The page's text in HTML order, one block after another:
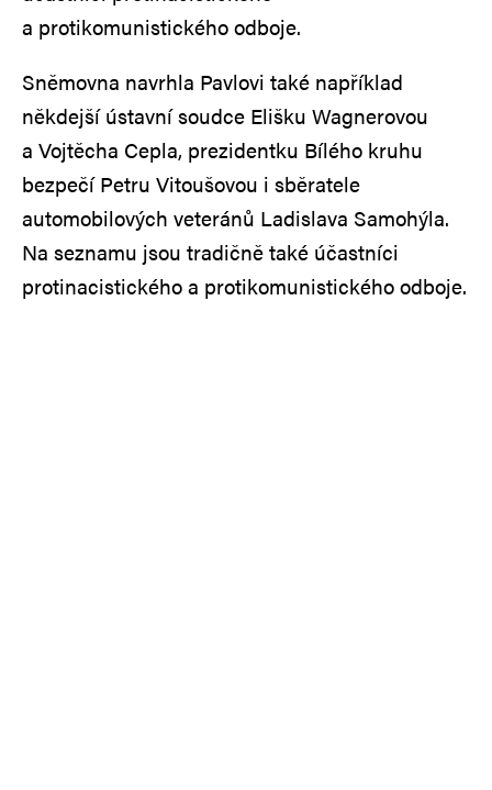
a protikomunistického odboje.
Sněmovna navrhla Pavlovi také například
někdejší ústavní soudce Elišku Wagnerovou
a Vojtěcha Cepla, prezidentku Bílého kruhu
bezpečí Petru Vitoušovou i sběratele
automobilových veteránů Ladislava Samohýla.
Na seznamu jsou tradičně také účastníci
protinacistického a protikomunistického odboje.